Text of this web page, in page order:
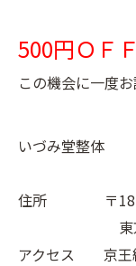
500円ＯＦＦ
この機会に一度
いづみ堂整体
住所 〒
東京都調
アクセス 京王